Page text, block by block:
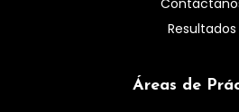
Resultados
Áreas de